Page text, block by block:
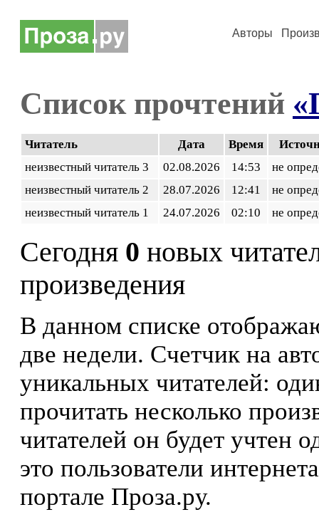
Авторы
Список прочтений
Читатель Дата Время
неизвестный читатель 3
02.08.2026 14:53
не
неизвестный читатель 2
28.07.2026 12:41
не
неизвестный читатель 1
24.07.2026 02:10 не
Сегодня 0 новых
произведения
В данном списке
две недели. Счетчик на
уникальных читателей:
прочитать несколько
читателей он будет учтен
это пользователи
портале Проза.ру.